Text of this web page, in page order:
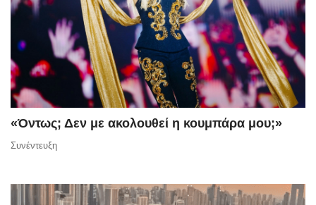
«Όντως; Δεν με ακολουθεί η κουμπάρα μου;»
Συνέντευξη